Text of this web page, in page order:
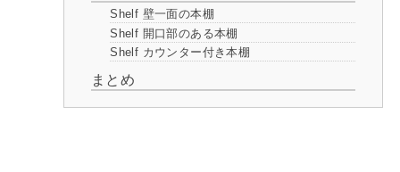
Shelf 壁一面の本棚
Shelf 開口部のある本棚
Shelf カウンター付き本棚
まとめ